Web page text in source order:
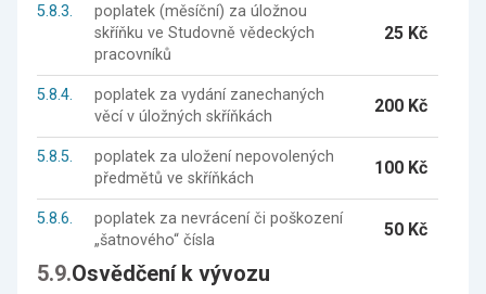
5.8.3.
poplatek (měsíční) za úložnou
skříňku ve Studovně vědeckých
pracovníků
25 Kč
5.8.4.
poplatek za vydání zanechaných
věcí v úložných skříňkách
200 Kč
5.8.5.
poplatek za uložení nepovolených
předmětů ve skříňkách
100 Kč
5.8.6.
poplatek za nevrácení či poškození
„šatnového“ čísla
50 Kč
5.9.Osvědčení k vývozu